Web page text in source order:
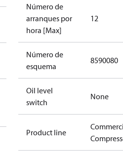
Número de
arranques por
hora [Max]
12
Número de
esquema
8590080
Oil level
switch
None
Product line